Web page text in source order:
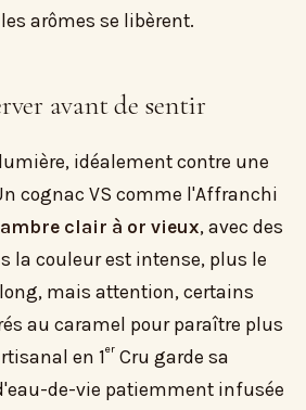
arômes se libèrent.
avant de sentir
idéalement contre une
cognac VS comme l'Affranchi
ambre clair à or vieux, avec des
la couleur est intense, plus le
mais attention, certains
au caramel pour paraître plus
en 1er Cru garde sa
de-vie patiemment infusée